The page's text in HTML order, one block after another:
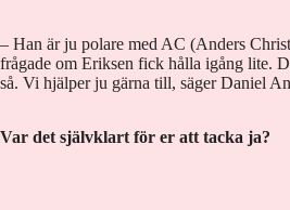
– Han är ju polare med AC (Anders
frågade om Eriksen fick hålla igång lite.
så. Vi hjälper ju gärna till, säger Daniel
Var det självklart för er att tacka ja?